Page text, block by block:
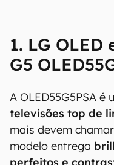
1. LG OLED
G5
A OLED55G5PSA é
televisões top de
mais devem
modelo entrega